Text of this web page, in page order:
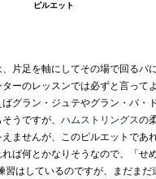
ピルエット
片足を軸にしてその場で回るパ
ーのレッスンでは必ずと言って
グラン・ジュテやグラン・パ・
うですが、 ハムストリングスの
ませんが、このピルエットであ
ば何とかなりそうなので、「せ
はしているのですが、まだまだ